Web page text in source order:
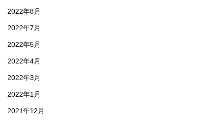
2022年8月
2022年7月
2022年5月
2022年4月
2022年3月
2022年1月
2021年12月